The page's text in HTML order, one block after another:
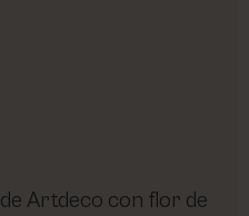
de Artdeco con flor de